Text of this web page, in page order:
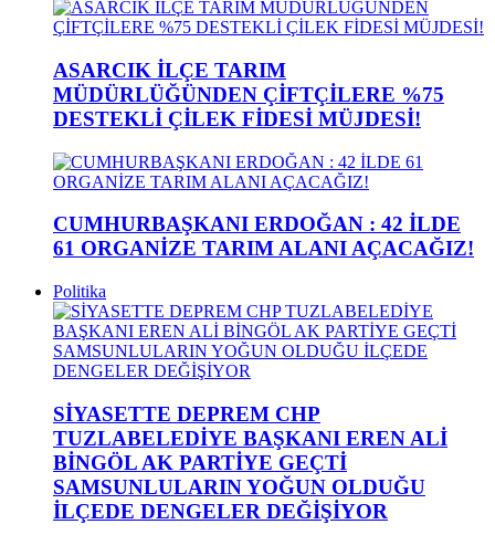
ASARCIK İLÇE TARIM
MÜDÜRLÜĞÜNDEN ÇİFTÇİLERE %75
DESTEKLİ ÇİLEK FİDESİ MÜJDESİ!
CUMHURBAŞKANI ERDOĞAN : 42 İLDE
61 ORGANİZE TARIM ALANI AÇACAĞIZ!
Politika
SİYASETTE DEPREM CHP
TUZLABELEDİYE BAŞKANI EREN ALİ
BİNGÖL AK PARTİYE GEÇTİ
SAMSUNLULARIN YOĞUN OLDUĞU
İLÇEDE DENGELER DEĞİŞİYOR